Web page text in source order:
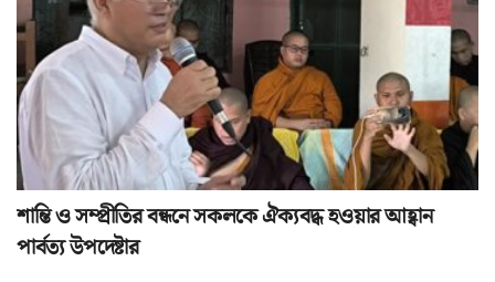
শান্তি ও সম্প্রীতির বন্ধনে সকলকে ঐক্যবদ্ধ হওয়ার আহ্বান
পার্বত্য উপদেষ্টার